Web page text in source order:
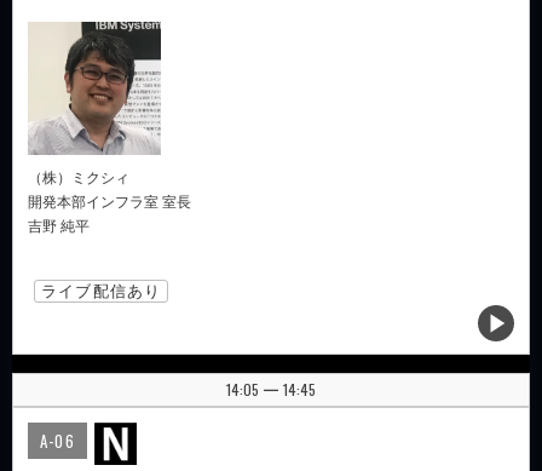
（株）ミクシィ
開発本部インフラ室 室長
吉野 純平
ライブ配信あり
14:05 | 14:45
A-06